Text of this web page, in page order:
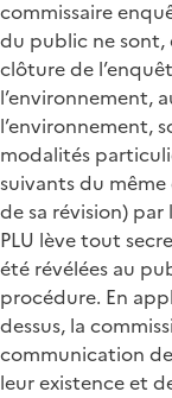
commissaire
du public ne sont,
clôture de
l’environnement,
l’environnement,
modalités
suivants du
de sa révision)
PLU lève tout
été révélées au
procédure. En
dessus, la
communication
leur existence et